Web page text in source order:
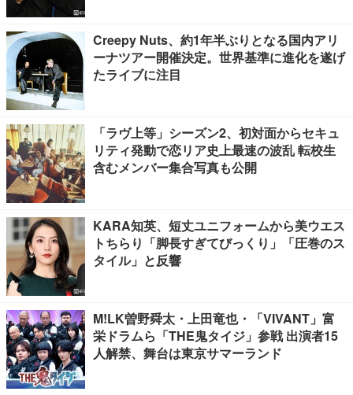
Creepy Nuts、約1年半ぶりとなる国内アリ
ーナツアー開催決定。世界基準に進化を遂げ
たライブに注目
「ラヴ上等」シーズン2、初対面からセキュ
リティ発動で恋リア史上最速の波乱 転校生
含むメンバー集合写真も公開
KARA知英、短丈ユニフォームから美ウエス
トちらり「脚長すぎてびっくり」「圧巻のス
タイル」と反響
M!LK曽野舜太・上田竜也・「VIVANT」富
栄ドラムら「THE鬼タイジ」参戦 出演者15
人解禁、舞台は東京サマーランド